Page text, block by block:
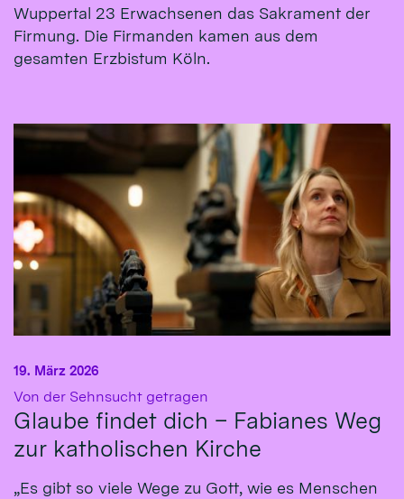
Wuppertal 23 Erwachsenen das Sakrament der
Firmung. Die Firmanden kamen aus dem
gesamten Erzbistum Köln.
Von der Sehnsucht getragen
Glaube findet dich – Fabianes Weg
zur katholischen Kirche
19. März 2026
„Es gibt so viele Wege zu Gott, wie es Menschen